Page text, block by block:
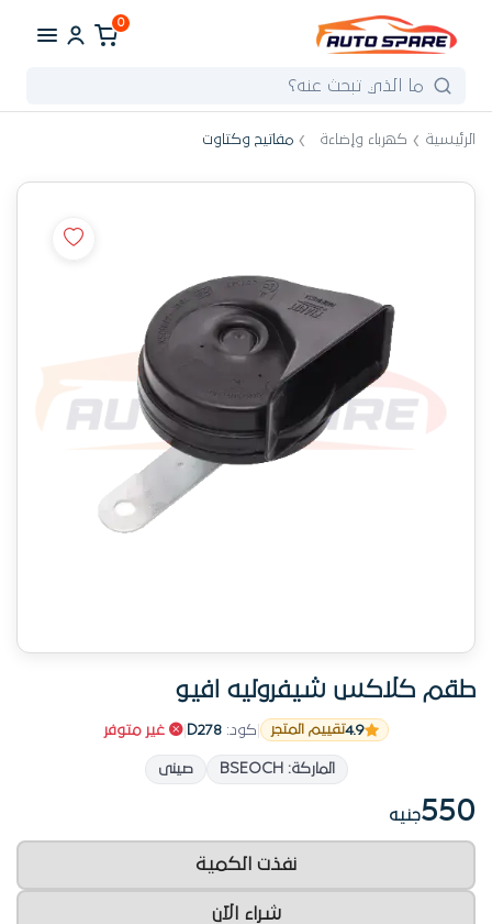
0
الرئيسية كهرباء وإضاءة مفاتيح وكتاوت
طقم كلاكس شيفروليه افيو
4.9تقييم المتجر كود: D278 غير متوفر
الماركة: BSEOCH صينى
550جنيه
نفذت الكمية
شراء الآن